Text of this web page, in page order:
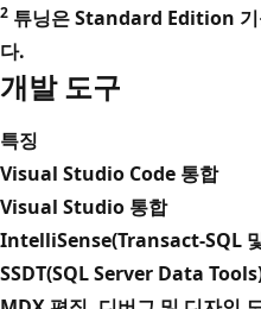
2 튜닝은 Standard Edition 기
다.
개발 도구
특징
Visual Studio Code 통합
Visual Studio 통합
IntelliSense(Transact-SQL
SSDT(SQL Server Data